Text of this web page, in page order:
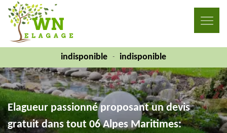
indisponible - indisponible
Elagueur passionné proposant un devis
gratuit dans tout 06 Alpes Maritimes: